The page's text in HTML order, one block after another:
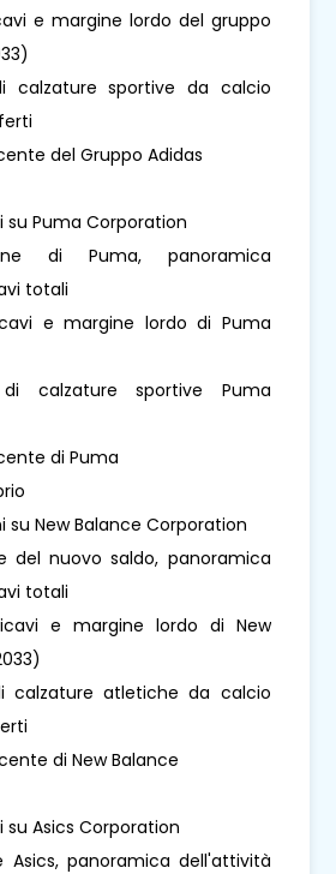
e margine lordo del gruppo
calzature sportive da calcio
del Gruppo Adidas
su Puma Corporation
di Puma, panoramica
totali
e margine lordo di Puma
di calzature sportive Puma
di Puma
su New Balance Corporation
del nuovo saldo, panoramica
totali
e margine lordo di New
calzature atletiche da calcio
di New Balance
su Asics Corporation
Asics, panoramica dell'attività